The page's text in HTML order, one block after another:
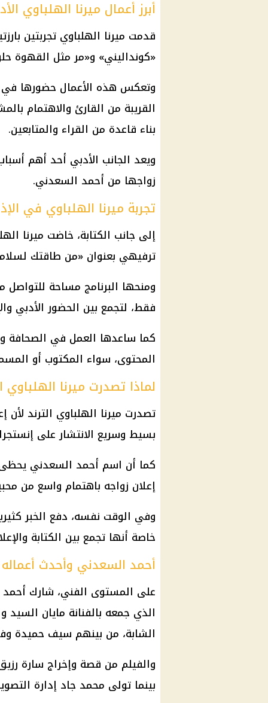
أبرز أعمال ميرنا الهلباوي
قدمت ميرنا الهلباوي تجربتين
«كونداليني» و«مر مثل القهوة
وتعكس هذه الأعمال حضورها في
القريبة من القارئ والاهتمام
بناء قاعدة من القراء والمتابعين.
ويعد الجانب الأدبي أحد أهم
زواجها من أحمد السعدني.
تجربة ميرنا الهلباوي في
إلى جانب الكتابة، خاضت ميرنا
ترفيهي بعنوان «من طاقتك
ومنحها البرنامج مساحة للتواصل
فقط، لتجمع بين الحضور الأدبي
كما ساعدها العمل في الصحافة
المحتوى، سواء المكتوب أو
لماذا تصدرت ميرنا الهلباوي
تصدرت ميرنا الهلباوي الترند
بسيط وسريع الانتشار على
كما أن اسم أحمد السعدني يحظى
إعلان زواجه باهتمام واسع من
وفي الوقت نفسه، دفع الخبر
خاصة أنها تجمع بين الكتابة
أحمد السعدني وأحدث أعماله
على المستوى الفني، شارك
الذي جمعه بالفنانة مايان السيد
الشابة، من بينهم سيف حميدة
والفيلم من قصة وإخراج سارة
بينما تولى محمد جاد إدارة